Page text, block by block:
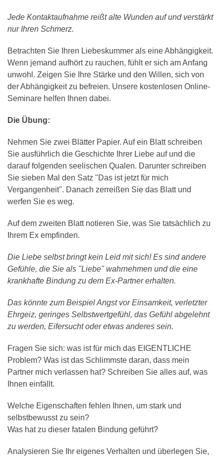
Jede Kontaktaufnahme reißt alte Wunden auf und verstärkt
nur Ihren Schmerz.
Betrachten Sie Ihren Liebeskummer als eine Abhängigkeit.
Wenn jemand aufhört zu rauchen, fühlt er sich am Anfang
unwohl. Zeigen Sie Ihre Stärke und den Willen, sich von
der Abhängigkeit zu befreien. Unsere kostenlosen Online-
Seminare helfen Ihnen dabei.
Die Übung:
Nehmen Sie zwei Blätter Papier. Auf ein Blatt schreiben
Sie ausführlich die Geschichte Ihrer Liebe auf und die
darauf folgenden seelischen Qualen. Darunter schreiben
Sie sieben Mal den Satz "Das ist jetzt für mich
Vergangenheit". Danach zerreißen Sie das Blatt und
werfen Sie es weg.
Auf dem zweiten Blatt notieren Sie, was Sie tatsächlich zu
Ihrem Ex empfinden.
Die Liebe selbst bringt kein Leid mit sich! Es sind andere
Gefühle, die Sie als "Liebe" wahrnehmen und die eine
krankhafte Bindung zu dem Ex-Partner erhalten.
Das könnte zum Beispiel Angst vor Einsamkeit, verletzter
Ehrgeiz, geringes Selbstwertgefühl, das Gefühl abgelehnt
zu werden, Eifersucht oder etwas anderes sein.
Fragen Sie sich: was ist für mich das EIGENTLICHE
Problem? Was ist das Schlimmste daran, dass mein
Partner mich verlassen hat? Schreiben Sie alles auf, was
Ihnen einfällt.
Welche Eigenschaften fehlen Ihnen, um stark und
selbstbewusst zu sein?
Was hat zu dieser fatalen Bindung geführt?
Analysieren Sie Ihr eigenes Verhalten und überlegen Sie,